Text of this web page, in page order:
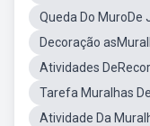
Queda Do MuroDe
Decoração
Atividades
Tarefa Muralhas
Atividade Da